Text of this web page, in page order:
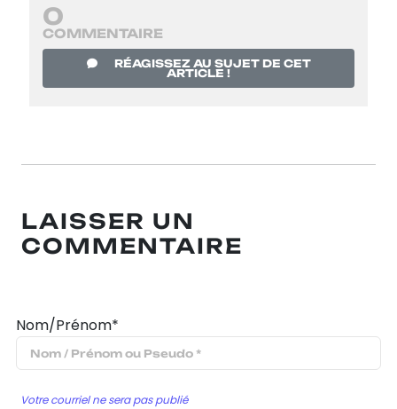
0
COMMENTAIRE
RÉAGISSEZ AU SUJET DE CET
ARTICLE !
LAISSER UN
COMMENTAIRE
Nom/Prénom*
Votre courriel ne sera pas publié